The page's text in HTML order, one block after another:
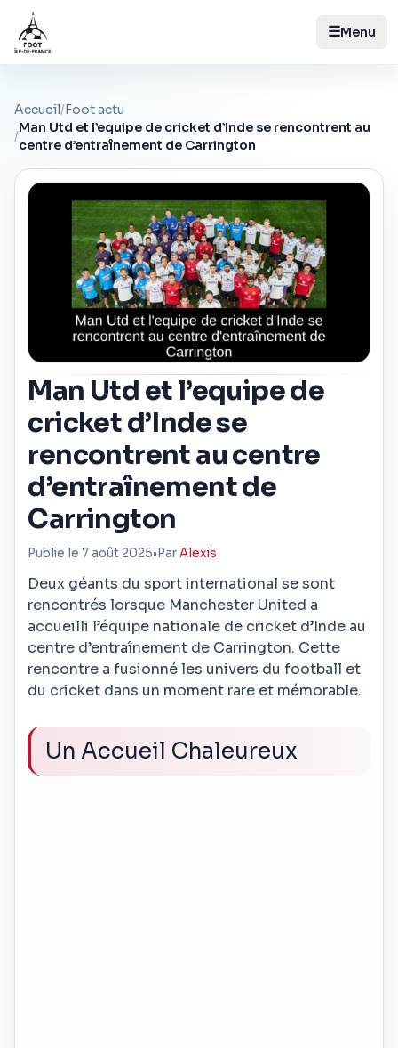
☰Menu
Accueil/Foot actu
/
Man Utd et l’equipe de cricket d’Inde se rencontrent au
centre d’entraînement de Carrington
Man Utd et l’equipe de
cricket d’Inde se
rencontrent au centre
d’entraînement de
Carrington
Publie le 7 août 2025• ParAlexis
Deux géants du sport international se sont
rencontrés lorsque Manchester United a
accueilli l’équipe nationale de cricket d’Inde au
centre d’entraînement de Carrington. Cette
rencontre a fusionné les univers du football et
du cricket dans un moment rare et mémorable.
Un Accueil Chaleureux